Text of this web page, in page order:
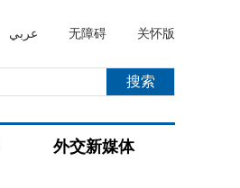
عربي 无障碍 关怀版
外交新媒体